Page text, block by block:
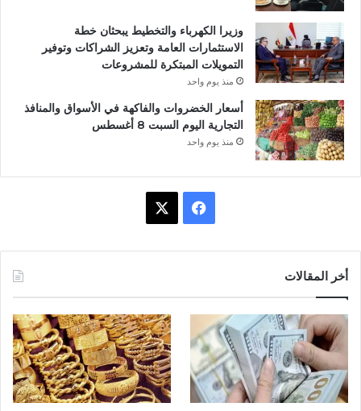
وزيرا الكهرباء والتخطيط يبحثان خطة
الاستثمارات العامة وتعزيز الشراكات وتوفير
التمويلات المبتكرة للمشروعات
منذ يوم واحد
أسعار الخضروات والفاكهة في الأسواق والمنافذ
التجارية اليوم السبت 8 أغسطس
منذ يوم واحد
و
ك
أخر المقالات